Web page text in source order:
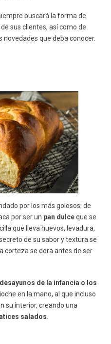
buscará la forma de
sus clientes, así como de
que deba conocer.
por los más golosos; de
por ser un pan dulceque se
que lleva huevos, levadura,
de su sabor y textura se
corteza se dora antes de ser
desayunos de la infancia o los
en la mano, al que incluso
su interior, creando una
salados